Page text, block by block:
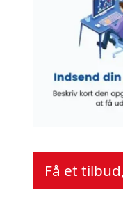
Få et